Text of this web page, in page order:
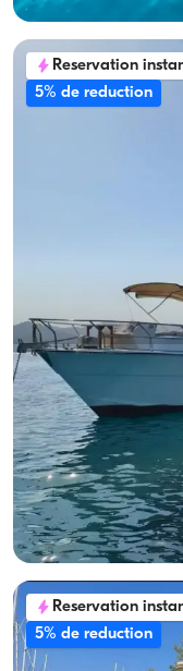
Reservation
5% de reduction
Göcek, Muğla
Profitez du luxe à
Avec capitaine
Navigation 8 Pers. ·
Le plus bas
28.800 TL
Reservation
5% de reduction